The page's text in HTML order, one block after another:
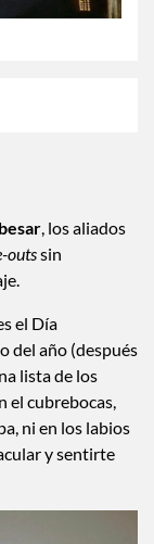
, los aliados
outssin
el Día
del año (después
lista de los
el cubrebocas,
ni en los labios
y sentirte